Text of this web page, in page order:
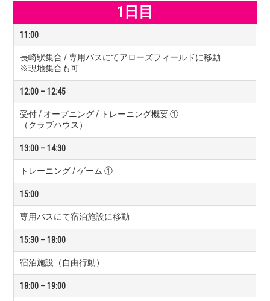
1日目
11:00
長崎駅集合 / 専用バスにてアローズフィールドに移動
※現地集合も可
12:00 – 12:45
受付 / オープニング / トレーニング概要 ①
（クラブハウス）
13:00 – 14:30
トレーニング / ゲーム ①
15:00
専用バスにて宿泊施設に移動
15:30 – 18:00
宿泊施設（自由行動）
18:00 – 19:00